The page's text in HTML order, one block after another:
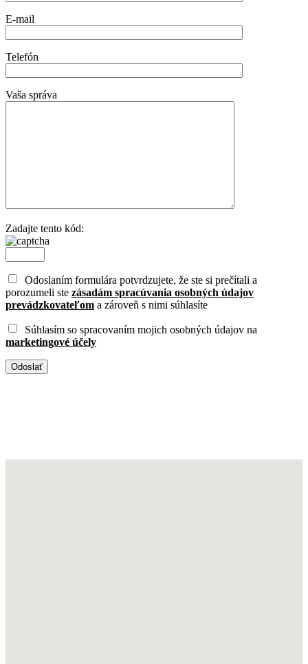
E-mail
Telefón
Vaša správa
Zadajte tento kód:
Odoslaním formulára potvrdzujete, že ste si prečítali a
porozumeli ste zásadám spracúvania osobných údajov
prevádzkovateľom a zároveň s nimi súhlasíte
Súhlasím so spracovaním mojich osobných údajov na
marketingové účely